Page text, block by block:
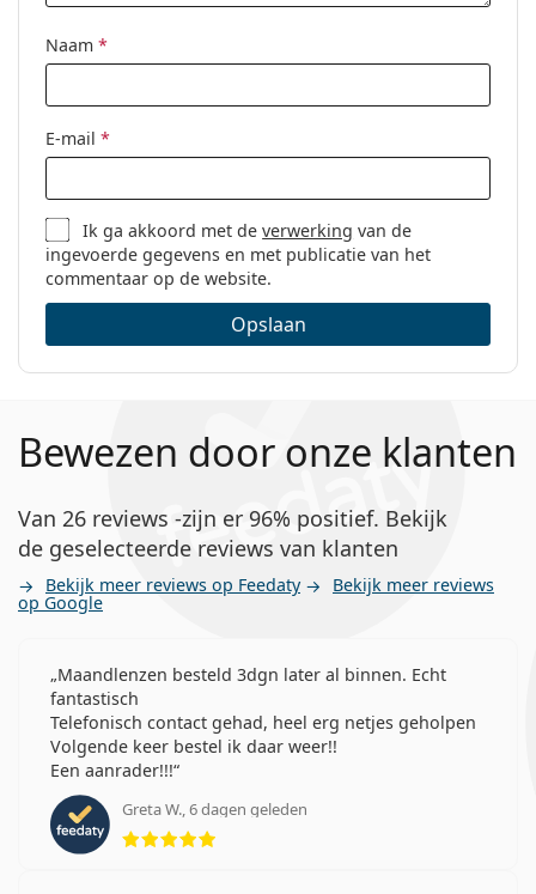
Naam *
E-mail *
Ik ga akkoord met deverwerking van de
ingevoerde gegevens en met publicatie van het
commentaar op de website.
Opslaan
Bewezen door onze klanten
Van 26 reviews -zijn er 96% positief. Bekijk
de geselecteerde reviews van klanten
Bekijk meer reviews op Feedaty Bekijk meer reviews
op Google
Maandlenzen besteld 3dgn later al binnen. Echt
fantastisch
Telefonisch contact gehad, heel erg netjes geholpen
Volgende keer bestel ik daar weer!!
Een aanrader!!!
Greta W., 6 dagen geleden
Beoordeling 5 van 5